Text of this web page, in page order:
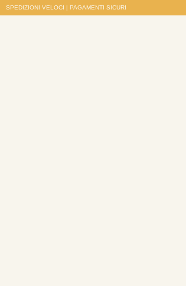
SPEDIZIONI VELOCI | PAGAMENTI SICURI